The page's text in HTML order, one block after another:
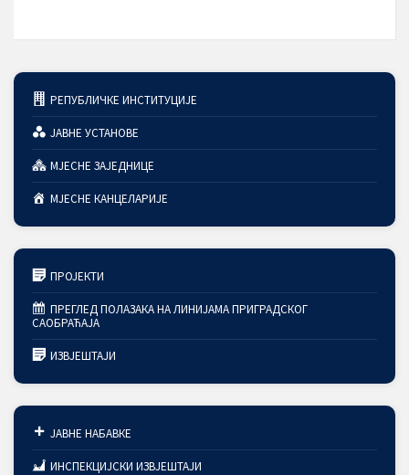
РЕПУБЛИЧКЕ ИНСТИТУЦИЈЕ
ЈАВНЕ УСТАНОВЕ
МЈЕСНЕ ЗАЈЕДНИЦЕ
МЈЕСНЕ КАНЦЕЛАРИЈЕ
ПРОЈЕКТИ
ПРЕГЛЕД ПОЛАЗАКА НА ЛИНИЈАМА ПРИГРАДСКОГ
САОБРАЋАЈА
ИЗВЈЕШТАЈИ
ЈАВНЕ НАБАВКЕ
ИНСПЕКЦИЈСКИ ИЗВЈЕШТАЈИ